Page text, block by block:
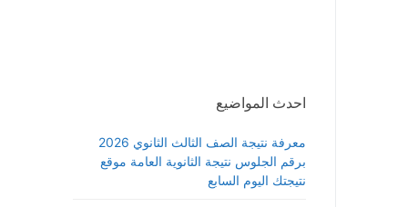
احدث المواضيع
معرفة نتيجة الصف الثالث الثانوي 2026
برقم الجلوس نتيجة الثانوية العامة موقع
نتيجتك اليوم السابع